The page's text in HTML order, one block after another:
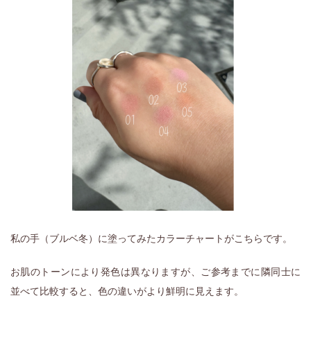
私の手（ブルベ冬）に塗ってみたカラーチャートがこちらです。
お肌のトーンにより発色は異なりますが、ご参考までに隣同士に
並べて比較すると、色の違いがより鮮明に見えます。